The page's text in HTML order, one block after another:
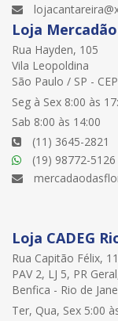
Loja
Rua Hayden, 105
Vila Leopoldina
São Paulo / SP -
Seg à Sex 8:00 às
Sab 8:00 às 14:00
(11) 3645-2821
(19) 98772-5126
Loja CADEG
Rua Capitão Félix,
PAV 2, LJ 5, PR
Benfica - Rio de
Ter, Qua, Sex 5:00